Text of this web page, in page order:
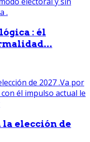
: él
la elección de